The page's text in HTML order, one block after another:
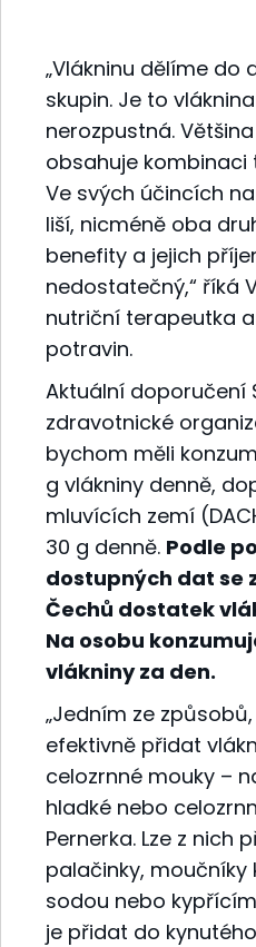
„Vlákninu dělíme do
skupin. Je to
nerozpustná.
obsahuje
Ve svých účincích
liší, nicméně oba
benefity a jejich
nedostatečný,“ říká
nutriční terapeutka
potravin.
Aktuální doporučení
zdravotnické
bychom měli
g vlákniny denně,
mluvících zemí
30 g denně. Podle
dostupných dat se
Čechů dostatek
Na osobu
vlákniny za den.
„Jedním ze
efektivně přidat
celozrnné mouky –
hladké nebo
Pernerka. Lze z nich
palačinky, moučníky
sodou nebo
je přidat do